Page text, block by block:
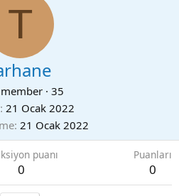
T
· 35
21 Ocak 2022
21 Ocak 2022
puanı
0
Puanları
0